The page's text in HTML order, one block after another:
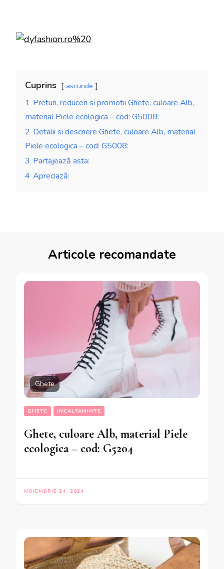
Cuprins ascunde
1 Preturi, reduceri si promotii Ghete, culoare Alb,
material Piele ecologica – cod: G5008:
2 Detalii si descriere Ghete, culoare Alb, material
Piele ecologica – cod: G5008:
3 Partajează asta:
4 Apreciază:
Articole recomandate
Ghete
GHETE INCALTAMINTE
Ghete, culoare Alb, material Piele
ecologica – cod: G5204
NOIEMBRIE 24, 2024